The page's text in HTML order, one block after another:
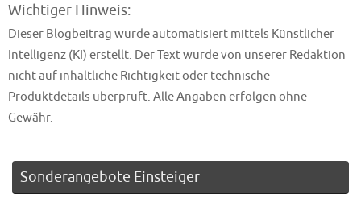
Wichtiger Hinweis:
Dieser Blogbeitrag wurde automatisiert mittels Künstlicher
Intelligenz (KI) erstellt. Der Text wurde von unserer Redaktion
nicht auf inhaltliche Richtigkeit oder technische
Produktdetails überprüft. Alle Angaben erfolgen ohne
Gewähr.
Sonderangebote Einsteiger